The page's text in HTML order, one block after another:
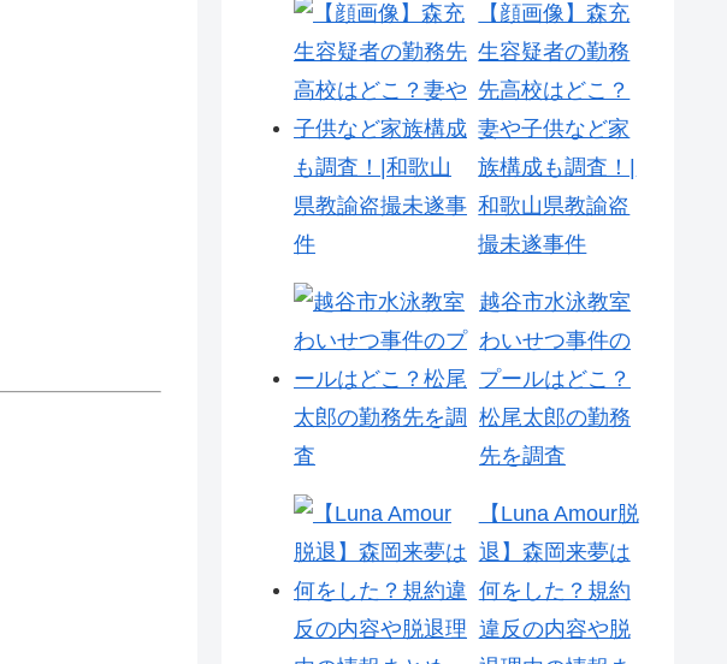
【顔画像】森充
生容疑者の勤務
先高校はどこ？
妻や子供など家
族構成も調査！|
和歌山県教諭盗
撮未遂事件
越谷市水泳教室
わいせつ事件の
プールはどこ？
松尾太郎の勤務
先を調査
【Luna Amour脱
退】森岡来夢は
何をした？規約
違反の内容や脱